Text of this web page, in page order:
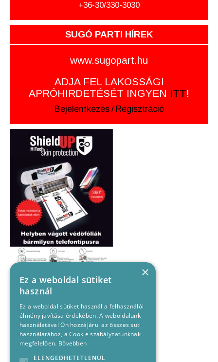
+36-30/330-3030
SUGÓ PARTI HÍREK
www.sugopart.hu
ADJA FEL LAKOSSÁGI
APRÓHIRDETÉSÉT INGYEN ITT!
Bejelentkezés / Regisztráció
×
Ez a weboldal sütiket
használ
Ez a weboldal sütiket használ a felhasználói
élmény javítása érdekében. A weboldalunk
használatával Ön hozzájárul az összes süti
használatához, a Cookie szabályzatunknak
megfelelően. Bővebben
ELENGEDHETETLENÜL